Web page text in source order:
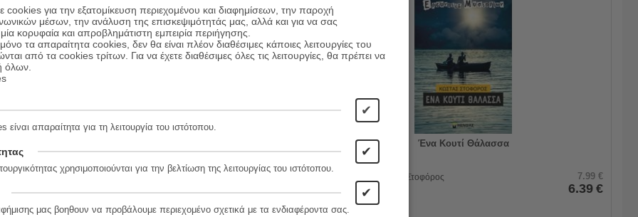
20%
7.04 €
Ένα Κουτί Θάλασσα
Κώστας Στοφόρος
Μίνωας
7.99 €
6.39 €
cookies για την εξατομίκευση περιεχομένου και διαφημίσεων, την παροχή
μέσων, την ανάλυση της επισκεψιμότητάς μας, αλλά και για να σας
κορυφαία και απροβλημάτιστη εμπειρία περιήγησης.
τα απαραίτητα cookies, δεν θα είναι πλέον διαθέσιμες κάποιες λειτουργίες του
από τα cookies τρίτων. Για να έχετε διαθέσιμες όλες τις λειτουργίες, θα πρέπει να
όλων.
✔
είναι απαραίτητα για τη λειτουργία του ιστότοπου.
✔
χρησιμοποιούνται για την βελτίωση της λειτουργίας του ιστότοπου.
✔
μας βοηθουν να προβάλουμε περιεχομένο σχετικά με τα ενδιαφέροντα σας.